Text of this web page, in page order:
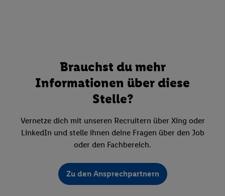
Brauchst du mehr
Informationen über diese
Stelle?
Vernetze dich mit unseren Recruitern über Xing oder
LinkedIn und stelle ihnen deine Fragen über den Job
oder den Fachbereich.
Zu den Ansprechpartnern